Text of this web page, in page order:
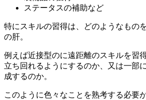
ステータスの補助など
特にスキルの習得は、どのようなもの
の肝。
例えば近接型のに遠距離のスキルを習
立ち回れるようにするのか、又は一部
成するのか。
このように色々なことを熟考する必要